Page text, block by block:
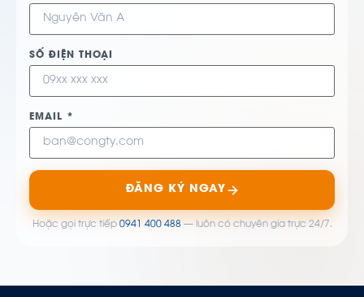
SỐ ĐIỆN THOẠI
EMAIL *
ĐĂNG KÝ NGAY
Hoặc gọi trực tiếp 0941 400 488— luôn có chuyên gia trực 24/7.